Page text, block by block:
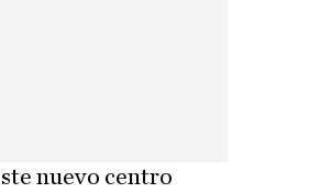
nuevo centro